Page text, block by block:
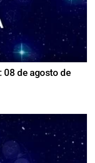
08 de agosto de